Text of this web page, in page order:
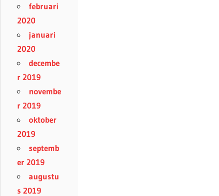
februari
2020
januari
2020
decembe
r 2019
novembe
r 2019
oktober
2019
septemb
er 2019
augustu
s 2019